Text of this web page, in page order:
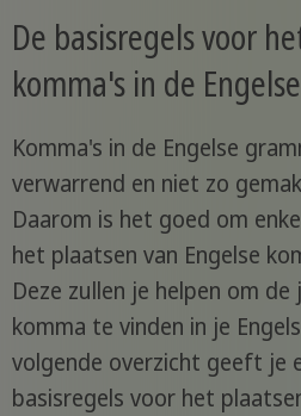
De basisregels voor
komma's in de
Komma's in de Engelse
verwarrend en niet zo
Daarom is het goed om
het plaatsen van Engelse
Deze zullen je helpen om
komma te vinden in je
volgende overzicht geeft je
basisregels voor het